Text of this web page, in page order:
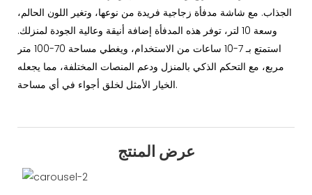
الجذاب. مع شاشة مدفأة زجاجية فريدة من نوعها، وتغير اللون الحالم،
وسعة 10 لتر، توفر هذه المدفأة إضافة أنيقة وعالية الجودة لمنزلك.
استمتع بـ 7-10 ساعات من الاستخدام، ويغطي مساحة 70-100 متر
مربع، مع التحكم الذكي بالمنزل ودعم المنصات المختلفة، مما يجعله
الخيار الأمثل لخلق أجواء في أي مساحة.
عرض المنتج